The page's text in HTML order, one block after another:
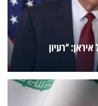
"רעיון